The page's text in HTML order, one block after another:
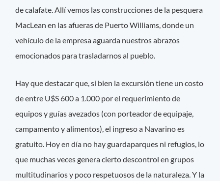
de calafate. Allí vemos las construcciones de la pesquera
MacLean en las afueras de Puerto Williams, donde un
vehículo de la empresa aguarda nuestros abrazos
emocionados para trasladarnos al pueblo.
Hay que destacar que, si bien la excursión tiene un costo
de entre U$S 600 a 1.000 por el requerimiento de
equipos y guías avezados (con porteador de equipaje,
campamento y alimentos), el ingreso a Navarino es
gratuito. Hoy en día no hay guardaparques ni refugios, lo
que muchas veces genera cierto descontrol en grupos
multitudinarios y poco respetuosos de la naturaleza. Y la